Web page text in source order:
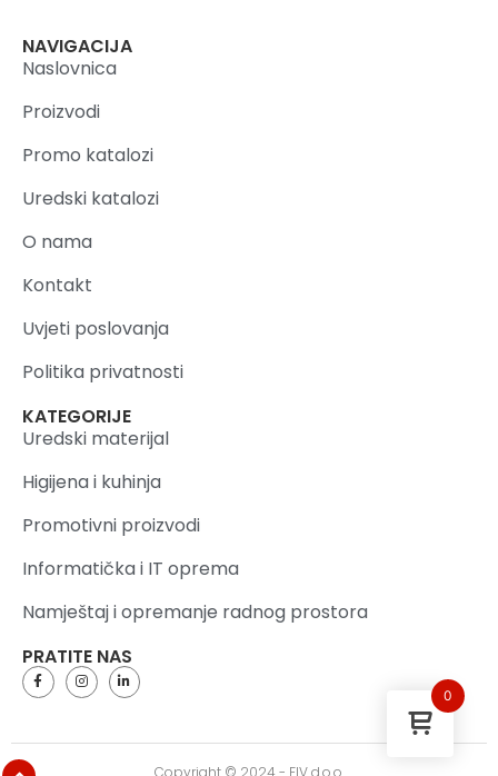
NAVIGACIJA
Naslovnica
Proizvodi
Promo katalozi
Uredski katalozi
O nama
Kontakt
Uvjeti poslovanja
Politika privatnosti
KATEGORIJE
Uredski materijal
Higijena i kuhinja
Promotivni proizvodi
Informatička i IT oprema
Namještaj i opremanje radnog prostora
PRATITE NAS
Copyright © 2024 - FIV d.o.o.
0